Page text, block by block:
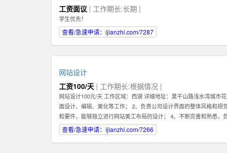
工资面议 | 工作期长:长期 |
学生优先！
查看/急速申请：ijianzhi.com/7287
网站设计
工资100/天 | 工作期长:根据情况 |
网站设计100元/天 工作区域：西湖 详细地址：莫干山路浅水湾城市
面设计、编辑、美化等工作； 2、负责公司设计界面的整体风格和
和要件，能够独立进行网站美工布局的设计； 4、不断完善和熟悉，
5、认真做好各类信息和资料的收集、整理、汇总、归档等工作，为
序等的人机交互界面设计，提高用户使用体验； 7、根据项目具体要
查看/急速申请：ijianzhi.com/7266